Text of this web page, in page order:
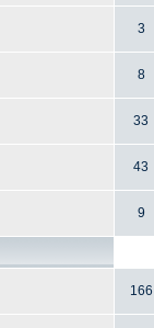
3
8
33
43
9
166